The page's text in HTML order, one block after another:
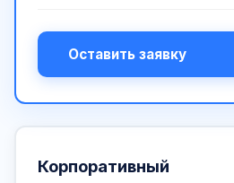
Оставить заявку
Корпоративный